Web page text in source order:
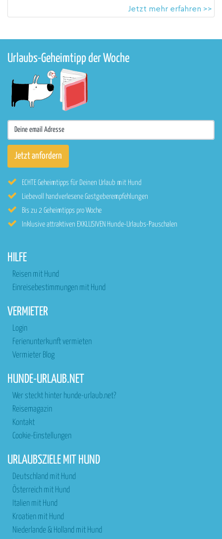
Jetzt mehr erfahren >>
Urlaubs-Geheimtipp der Woche
ECHTE Geheimtipps für Deinen Urlaub mit Hund
Liebevoll handverlesene Gastgeberempfehlungen
Bis zu 2 Geheimtipps pro Woche
Inklusive attraktiven EXKLUSIVEN Hunde-Urlaubs-Pauschalen
HILFE
Reisen mit Hund
Einreisebestimmungen mit Hund
VERMIETER
Login
Ferienunterkunft vermieten
Vermieter Blog
HUNDE-URLAUB.NET
Wer steckt hinter hunde-urlaub.net?
Reisemagazin
Kontakt
Cookie-Einstellungen
URLAUBSZIELE MIT HUND
Deutschland mit Hund
Österreich mit Hund
Italien mit Hund
Kroatien mit Hund
Niederlande & Holland mit Hund